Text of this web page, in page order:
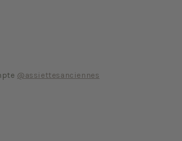
@assiettesanciennes